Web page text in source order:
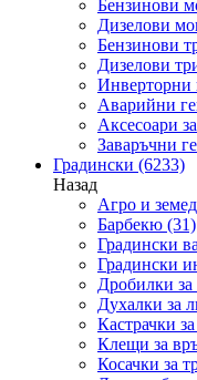
Бензинови
Дизелови
Бензинови
Дизелови
Инверторни
Аварийни
Аксесоари
Заваръчни
Градински (6233)
Назад
Агро и
Барбекю (31)
Градински
Градински
Дробилки за
Духалки за
Кастрачки
Клещи за
Косачки за